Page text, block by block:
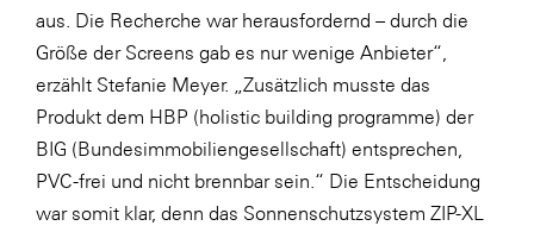
aus. Die Recherche war herausfordernd – durch die
Größe der Screens gab es nur wenige Anbieter“,
erzählt Stefanie Meyer. „Zusätzlich musste das
Produkt dem HBP (holistic building programme) der
BIG (Bundesimmobiliengesellschaft) entsprechen,
PVC-frei und nicht brennbar sein.“ Die Entscheidung
war somit klar, denn das Sonnenschutzsystem ZIP-XL